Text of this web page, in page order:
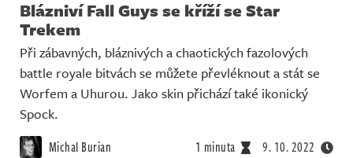
Blázniví Fall Guys se kříží se Star
Trekem
Při zábavných, bláznivých a chaotických fazolových
battle royale bitvách se můžete převléknout a stát se
Worfem a Uhurou. Jako skin přichází také ikonický
Spock.
Michal Burian 1 minuta 9. 10. 2022